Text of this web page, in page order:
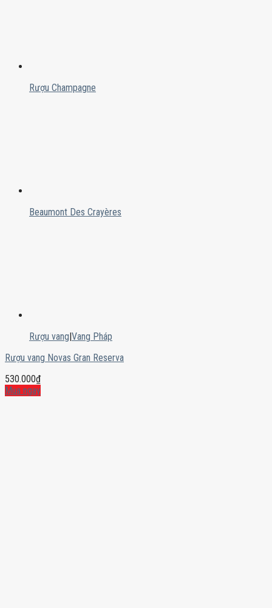
Rượu Champagne
Beaumont Des Crayères
Rượu vang|Vang Pháp
Rượu vang Novas Gran Reserva
530.000₫
Mua ngay